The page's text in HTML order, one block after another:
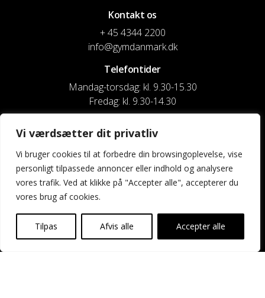
Vi værdsætter dit privatliv
Vi bruger cookies til at forbedre din browsingoplevelse, vise
personligt tilpassede annoncer eller indhold og analysere
vores trafik. Ved at klikke på "Accepter alle", accepterer du
vores brug af cookies.
Tilpas Afvis alle Accepter alle
Kontakt os
+ 45 4344 2200
info@gymdanmark.dk
Telefontider
Mandag-torsdag: kl. 9.30-15.30
Fredag: kl. 9.30-14.30
CVR nr. 20916818
Reg. & Kontonr.: 4180 3119119022
Privatlivspolitik og cookies
Kontakt os
Kalender